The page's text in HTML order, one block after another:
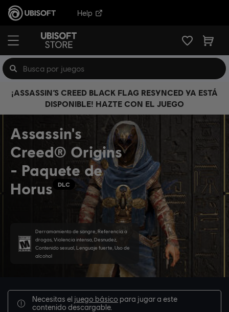
Help
¡ASSASSIN’S CREED BLACK FLAG RESYNCED YA ESTÁ
DISPONIBLE! HAZTE CON EL JUEGO
Derramamiento de sangre, Referencia a
drogas, Violencia intensa, Desnudez,
Contenido sexual, Lenguaje fuerte, Uso de
alcohol
Assassin's
Creed® Origins
- Paquete de
Horus
DLC
Necesitas el juego básico para jugar a este
contenido descargable.